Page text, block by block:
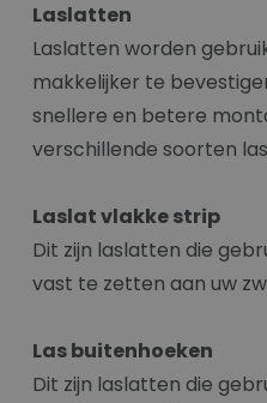
Laslatten
Laslatten worden
makkelijker te
snellere en betere
verschillende soorten
Laslat vlakke strip
Dit zijn laslatten die
vast te zetten aan uw
Las buitenhoeken
Dit zijn laslatten die